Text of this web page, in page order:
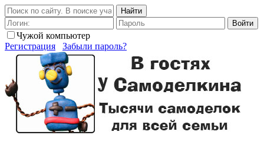
Найти
Войти
Чужой компьютер
Регистрация
Забыли пароль?